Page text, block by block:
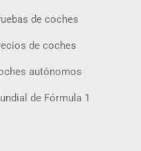
de coches
de coches
autónomos
de Fórmula 1